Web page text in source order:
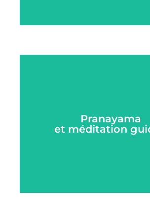
Pranayama
et méditation
méditations guidée. Apportez-
moment de bien-être physique
avec cette pratique en évacuant